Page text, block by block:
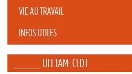
VIE AU TRAVAIL
INFOS UTILES
_____ UFETAM-CFDT